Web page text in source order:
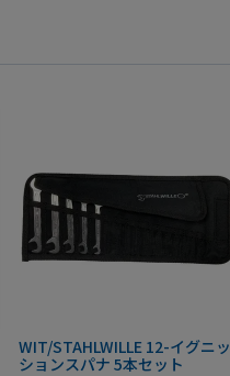
WIT/STAHLWILLE 12-イグニッ
ションスパナ 5本セット